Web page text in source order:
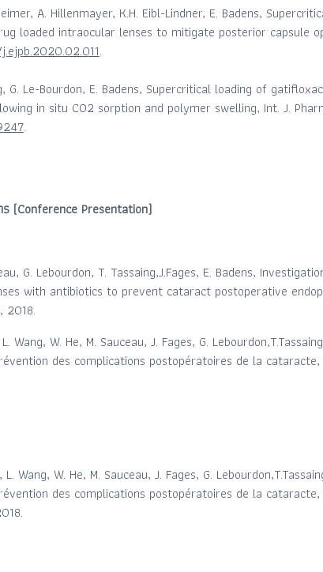
A. Hillenmayer, K.H. Eibl-Lindner, E. Badens,
loaded intraocular lenses to mitigate posterior capsule
.
G. Le-Bourdon, E. Badens, Supercritical loading of
in situ CO2 sorption and polymer swelling, Int. J.
.
ร (Conference Presentation)
G. Lebourdon, T. Tassaing,J.Fages, E. Badens,
with antibiotics to prevent cataract postoperative
2018.
Wang, W. He, M. Sauceau, J. Fages, G.
des complications postopératoires de la
Wang, W. He, M. Sauceau, J. Fages, G.
des complications postopératoires de la